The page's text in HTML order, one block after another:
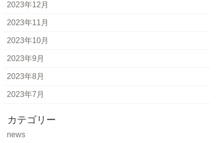
2023年12月
2023年11月
2023年10月
2023年9月
2023年8月
2023年7月
カテゴリー
news